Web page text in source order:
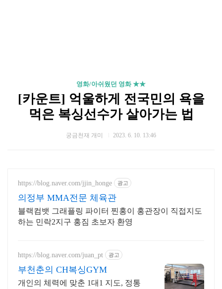
영화/아쉬웠던 영화 ★★
[카운트] 억울하게 전국민의 욕을
먹은 복싱선수가 살아가는 법
궁금천재 개미 2023. 6. 10. 13:46
https://blog.naver.com/jjin_honge 광고
의정부 MMA전문 체육관
블랙컴뱃 그래플링 파이터 찐홍이 홍관장이 직접지도
하는 민락2지구 홍짐 초보자 환영
https://blog.naver.com/juan_pt 광고
부천춘의 CH복싱GYM
개인의 체력에 맞춘 1대1 지도, 정통